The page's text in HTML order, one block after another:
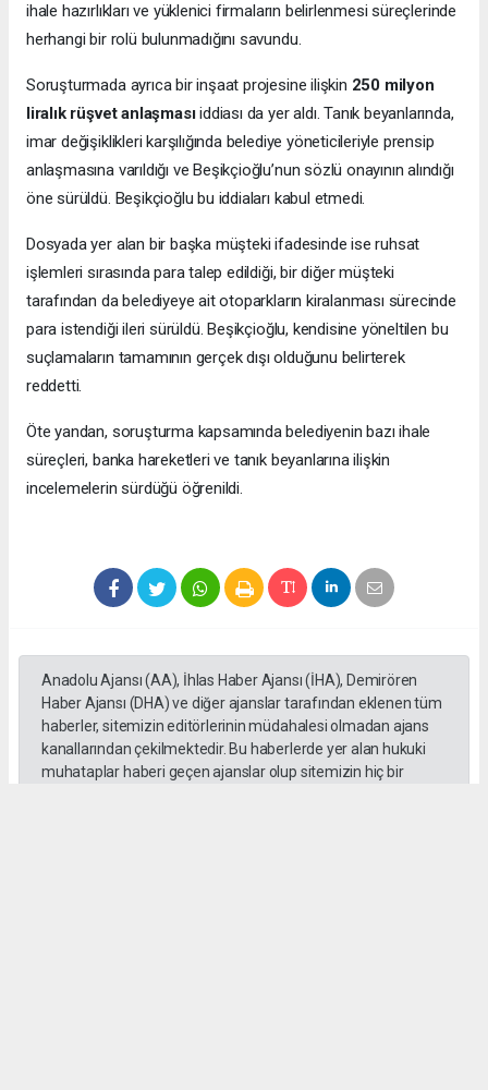
ihale hazırlıkları ve yüklenici firmaların belirlenmesi süreçlerinde
herhangi bir rolü bulunmadığını savundu.
Soruşturmada ayrıca bir inşaat projesine ilişkin 250 milyon
liralık rüşvet anlaşmasıiddiası da yer aldı. Tanık beyanlarında,
imar değişiklikleri karşılığında belediye yöneticileriyle prensip
anlaşmasına varıldığı ve Beşikçioğlu’nun sözlü onayının alındığı
öne sürüldü. Beşikçioğlu bu iddiaları kabul etmedi.
Dosyada yer alan bir başka müşteki ifadesinde ise ruhsat
işlemleri sırasında para talep edildiği, bir diğer müşteki
tarafından da belediyeye ait otoparkların kiralanması sürecinde
para istendiği ileri sürüldü. Beşikçioğlu, kendisine yöneltilen bu
suçlamaların tamamının gerçek dışı olduğunu belirterek
reddetti.
Öte yandan, soruşturma kapsamında belediyenin bazı ihale
süreçleri, banka hareketleri ve tanık beyanlarına ilişkin
incelemelerin sürdüğü öğrenildi.
Anadolu Ajansı (AA), İhlas Haber Ajansı (İHA), Demirören
Haber Ajansı (DHA) ve diğer ajanslar tarafından eklenen tüm
haberler, sitemizin editörlerinin müdahalesi olmadan ajans
kanallarından çekilmektedir. Bu haberlerde yer alan hukuki
muhataplar haberi geçen ajanslar olup sitemizin hiç bir